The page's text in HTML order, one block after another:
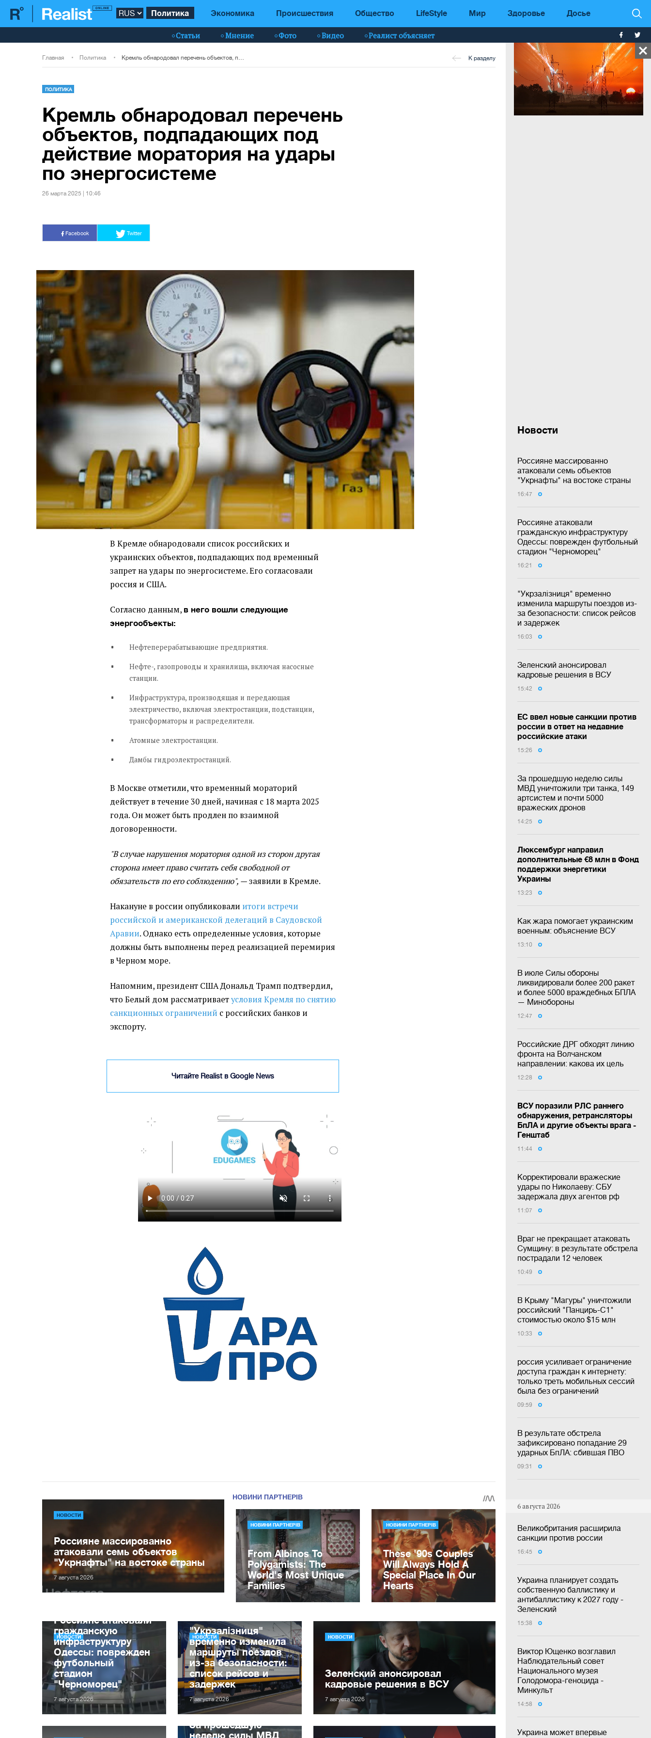
Политика Экономика Происшествия Общество LifeStyle Мир Здоровье Досье
Статьи Мнение Фото Видео Реалист объясняет
Новости
Россияне массированно
атаковали семь объектов
"Укрнафты" на востоке страны
16:47
Россияне атаковали
гражданскую инфраструктуру
Одессы: поврежден футбольный
стадион "Черноморец"
16:21
"Укрзалізниця" временно
изменила маршруты поездов из-
за безопасности: список рейсов
и задержек
16:03
Зеленский анонсировал
кадровые решения в ВСУ
15:42
ЕС ввел новые санкции против
россии в ответ на недавние
российские атаки
15:26
За прошедшую неделю силы
МВД уничтожили три танка, 149
артсистем и почти 5000
вражеских дронов
14:25
Люксембург направил
дополнительные €8 млн в Фонд
поддержки энергетики
Украины
13:23
Как жара помогает украинским
военным: объяснение ВСУ
13:10
В июле Силы обороны
ликвидировали более 200 ракет
и более 5000 враждебных БПЛА
— Минобороны
12:47
Российские ДРГ обходят линию
фронта на Волчанском
направлении: какова их цель
12:28
ВСУ поразили РЛС раннего
обнаружения, ретрансляторы
БпЛА и другие объекты врага -
Генштаб
11:44
Корректировали вражеские
удары по Николаеву: СБУ
задержала двух агентов рф
11:07
Враг не прекращает атаковать
Сумщину: в результате обстрела
пострадали 12 человек
10:49
В Крыму "Магуры" уничтожили
российский "Панцирь-С1"
стоимостью около $15 млн
10:33
россия усиливает ограничение
доступа граждан к интернету:
только треть мобильных сессий
была без ограничений
09:59
В результате обстрела
зафиксировано попадание 29
ударных БпЛА: сбившая ПВО
09:31
6 августа 2026
Великобритания расширила
санкции против россии
16:45
Украина планирует создать
собственную баллистику и
антибаллистику к 2027 году -
Зеленский
15:38
Виктор Ющенко возглавил
Наблюдательный совет
Национального музея
Голодомора-геноцида -
Минкульт
14:58
Украина может впервые
Главная Политика К разделу
ПОЛИТИКА
Кремль обнародовал перечень
объектов, подпадающих под
действие моратория на удары
по энергосистеме
26 марта 2025 | 10:46
Facebook Twitter
В Кремле обнародовали список российских и
украинских объектов, подпадающих под временный
запрет на удары по энергосистеме. Его согласовали
россия и США.
Согласно данным, в него вошли следующие
энергообъекты:
Нефтеперерабатывающие предприятия.
Нефте-, газопроводы и хранилища, включая насосные
станции.
Инфраструктура, производящая и передающая
электричество, включая электростанции, подстанции,
трансформаторы и распределители.
Атомные электростанции.
Дамбы гидроэлектростанций.
В Москве отметили, что временный мораторий
действует в течение 30 дней, начиная с 18 марта 2025
года. Он может быть продлен по взаимной
договоренности.
"В случае нарушения моратория одной из сторон другая
сторона имеет право считать себя свободной от
обязательств по его соблюдению", —заявили в Кремле.
Накануне в россии опубликовали итоги встречи
российской и американской делегаций в Саудовской
Аравии. Однако есть определенные условия, которые
должны быть выполнены перед реализацией перемирия
в Черном море.
Напомним, президент США Дональд Трамп подтвердил,
что Белый дом рассматриваетусловия Кремля по снятию
санкционных ограничений с российских банков и
экспорту.
Читайте Realist в Google News
НОВОСТИ
Россияне массированно
атаковали семь объектов
"Укрнафты" на востоке страны
7 августа 2026
НОВОСТИ
Россияне атаковали
гражданскую
инфраструктуру
Одессы: поврежден
футбольный
стадион
"Черноморец"
7 августа 2026
НОВОСТИ
"Укрзалізниця"
временно изменила
маршруты поездов
из-за безопасности:
список рейсов и
задержек
7 августа 2026
НОВОСТИ
Зеленский анонсировал
кадровые решения в ВСУ
7 августа 2026
За прошедшую
неделю силы МВД